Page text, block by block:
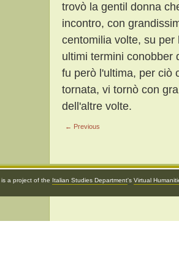
trovò la gentil donna
incontro, con
centomilia volte, su
ultimi termini conobber
fu però l'ultima, per ciò
tornata, vi tornò con
dell'altre volte.
← Previous
is a project of the Italian Studies Department's Virtual